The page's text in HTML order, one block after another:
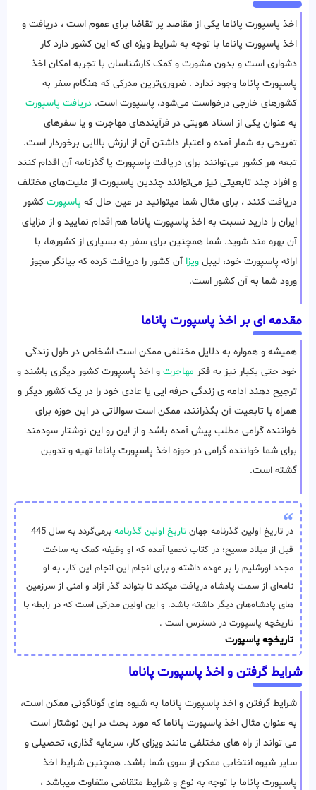
اخذ پاسپورت پاناما یکی از مقاصد پر تقاضا برای عموم است ، دریافت و
اخذ پاسپورت پاناما با توجه به شرایط ویژه ای که این کشور دارد کار
دشواری است و بدون مشورت و کمک کارشناسان با تجربه امکان اخذ
پاسپورت پاناما وجود ندارد . ضروری‌ترین مدرکی که هنگام سفر به
کشورهای خارجی درخواست می‌شود، پاسپورت است. دریافت پاسپورت
به عنوان یکی از اسناد هویتی در فرآیندهای مهاجرت و یا سفرهای
تفریحی به شمار آمده و اعتبار داشتن آن از ارزش بالایی برخوردار است.
تبعه هر کشور می‌توانند برای دریافت پاسپورت یا گذرنامه آن اقدام کنند
و افراد چند تابعیتی نیز می‌توانند چندین پاسپورت از ملیت‌های مختلف
دریافت کنند ، برای مثال شما میتوانید در عین حال که پاسپورت کشور
ایران را دارید نسبت به اخذ پاسپورت پاناما هم اقدام نمایید و از مزایای
آن بهره مند شوید. شما همچنین برای سفر به بسیاری از کشورها، با
ارائه پاسپورت خود، لیبل ویزا آن کشور را دریافت کرده که بیانگر مجوز
ورود شما به آن کشور است.
مقدمه ای بر اخذ پاسپورت پاناما
همیشه و همواره به دلایل مختلفی ممکن است اشخاص در طول زندگی
خود حتی یکبار نیز به فکر مهاجرت و اخذ پاسپورت کشور دیگری باشند و
ترجیح دهند ادامه ی زندگی حرفه ایی یا عادی خود را در یک کشور دیگر و
همراه با تابعیت آن بگذرانند، ممکن است سوالاتی در این حوزه برای
خواننده گرامی مطلب پیش آمده باشد و از این رو این نوشتار سودمند
برای شما خواننده گرامی در حوزه اخذ پاسپورت پاناما تهیه و تدوین
گشته است.
در تاریخ اولین گذرنامه جهان تاریخ اولین گذرنامه
برمی‌گردد به سال 445
قبل از میلاد مسیح؛ در کتاب نحمیا آمده که او وظیفه‌ کمک به ساخت
مجدد اورشلیم را بر عهده داشته و برای انجام این انجام این کار، به او
نامه‌ای از سمت پادشاه دریافت میکند تا بتواند گذر آزاد و امنی از سرزمین
های پادشاه‌هان دیگر داشته باشد. و این اولین مدرکی است که در رابطه با
تاریخچه پاسپورت در دسترس است .
تاریخچه پاسپورت
شرایط گرفتن و اخذ پاسپورت پاناما
شرایط گرفتن و اخذ پاسپورت پاناما به شیوه های گوناگونی ممکن است،
به عنوان مثال اخذ پاسپورت پاناما که مورد بحث در این نوشتار است
می تواند از راه های مختلفی مانند ویزای کار، سرمایه گذاری، تحصیلی و
سایر شیوه انتخابی ممکن از سوی شما باشد. همچنین شرایط اخذ
پاسپورت پاناما با توجه به نوع و شرایط متقاضی متفاوت میباشد ،